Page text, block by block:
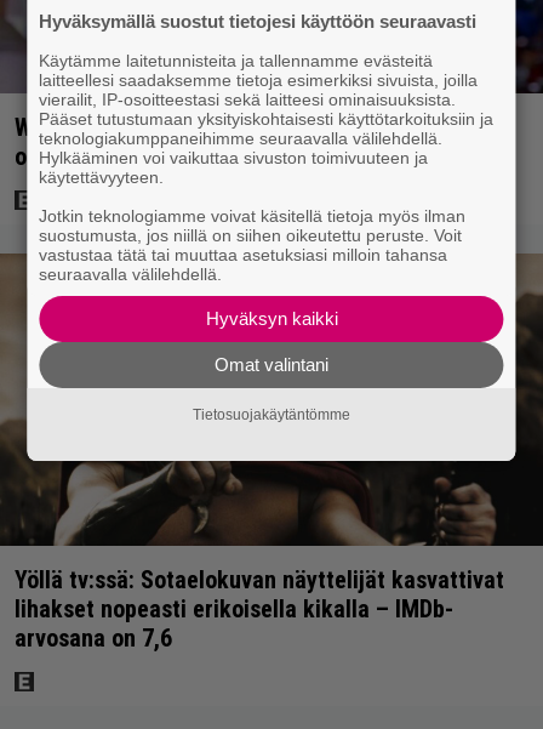
Will Hunting -tähti joutui vakavaan auto-
onnettomuuteen Ranskassa
Yöllä tv:ssä: Sotaelokuvan näyttelijät kasvattivat
lihakset nopeasti erikoisella kikalla – IMDb-
arvosana on 7,6
Hyväksymällä suostut tietojesi käyttöön seuraavasti
Käytämme laitetunnisteita ja tallennamme evästeitä
laitteellesi saadaksemme tietoja esimerkiksi sivuista, joilla
vierailit, IP-osoitteestasi sekä laitteesi ominaisuuksista.
Pääset tutustumaan yksityiskohtaisesti käyttötarkoituksiin ja
teknologiakumppaneihimme seuraavalla välilehdellä.
Hylkääminen voi vaikuttaa sivuston toimivuuteen ja
käytettävyyteen.
Jotkin teknologiamme voivat käsitellä tietoja myös ilman
suostumusta, jos niillä on siihen oikeutettu peruste. Voit
vastustaa tätä tai muuttaa asetuksiasi milloin tahansa
seuraavalla välilehdellä.
Hyväksyn kaikki
Omat valintani
Tietosuojakäytäntömme